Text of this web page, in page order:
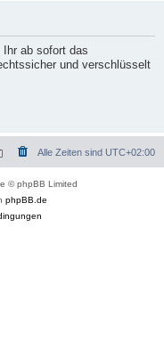
Ihr ab sofort das
und verschlüsselt
Alle Zeiten sind UTC+02:00
© phpBB Limited
phpBB.de